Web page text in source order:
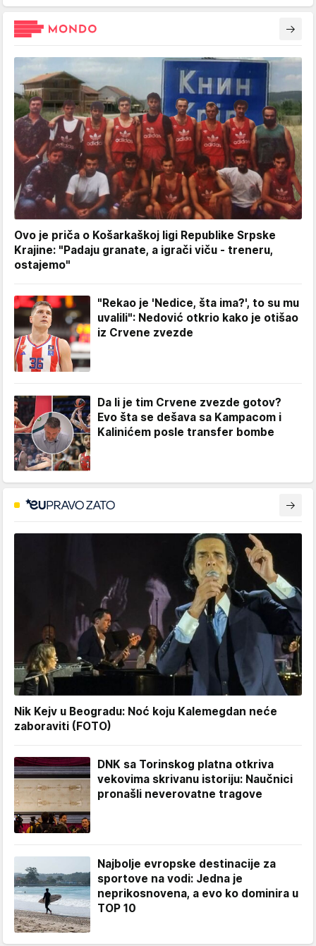
Ovo je priča o Košarkaškoj ligi Republike Srpske
Krajine: "Padaju granate, a igrači viču - treneru,
ostajemo"
"Rekao je 'Nedice, šta ima?', to su mu
uvalili": Nedović otkrio kako je otišao
iz Crvene zvezde
Da li je tim Crvene zvezde gotov?
Evo šta se dešava sa Kampacom i
Kalinićem posle transfer bombe
Nik Kejv u Beogradu: Noć koju Kalemegdan neće
zaboraviti (FOTO)
DNK sa Torinskog platna otkriva
vekovima skrivanu istoriju: Naučnici
pronašli neverovatne tragove
Najbolje evropske destinacije za
sportove na vodi: Jedna je
neprikosnovena, a evo ko dominira u
TOP 10